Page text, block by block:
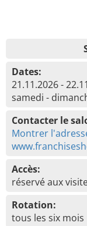
Dates:
21.11.2026 -
samedi -
Contacter le
Montrer
Accès:
réservé aux
Rotation:
tous les six mois